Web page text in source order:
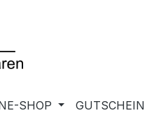
SHOP GUTSCHEIN